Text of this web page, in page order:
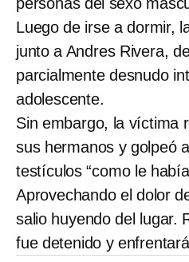
Luego de irse a dormir,
junto a Andres Rivera,
parcialmente desnudo
adolescente.
Sin embargo, la víctima
sus hermanos y golpeó
testículos “como le
Aprovechando el dolor
salio huyendo del lugar.
fue detenido y